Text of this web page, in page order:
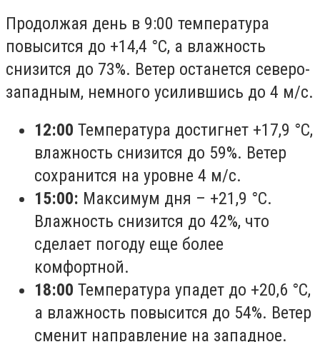
Продолжая день в 9:00 температура
повысится до +14,4 °С, а влажность
снизится до 73%. Ветер останется северо-
западным, немного усилившись до 4 м/с.
12:00 Температура достигнет +17,9 °С,
влажность снизится до 59%. Ветер
сохранится на уровне 4 м/с.
15:00: Максимум дня – +21,9 °С.
Влажность снизится до 42%, что
сделает погоду еще более
комфортной.
18:00 Температура упадет до +20,6 °С,
а влажность повысится до 54%. Ветер
сменит направление на западное.